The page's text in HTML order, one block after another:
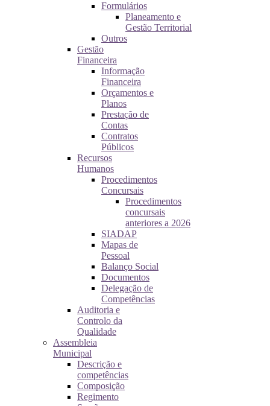
Formulários
Planeamento e
Gestão Territorial
Outros
Gestão
Financeira
Informação
Financeira
Orçamentos e
Planos
Prestação de
Contas
Contratos
Públicos
Recursos
Humanos
Procedimentos
Concursais
Procedimentos
concursais
anteriores a 2026
SIADAP
Mapas de
Pessoal
Balanço Social
Documentos
Delegação de
Competências
Auditoria e
Controlo da
Qualidade
Assembleia
Municipal
Descrição e
competências
Composição
Regimento